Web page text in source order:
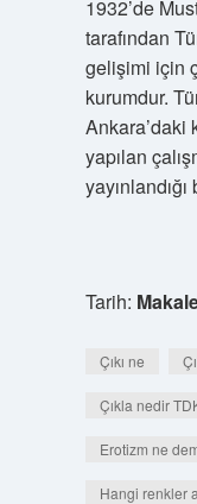
1932’de
tarafından
gelişimi için
kurumdur.
Ankara’daki
yapılan
Tarih:
Çıkı ne
Çıkla nedir
Erotizm ne
Hangi renkler